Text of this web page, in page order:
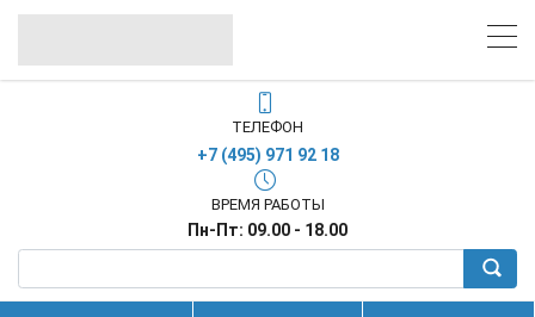
ТЕЛЕФОН
+7 (495) 971 92 18
ВРЕМЯ РАБОТЫ
Пн-Пт: 09.00 - 18.00